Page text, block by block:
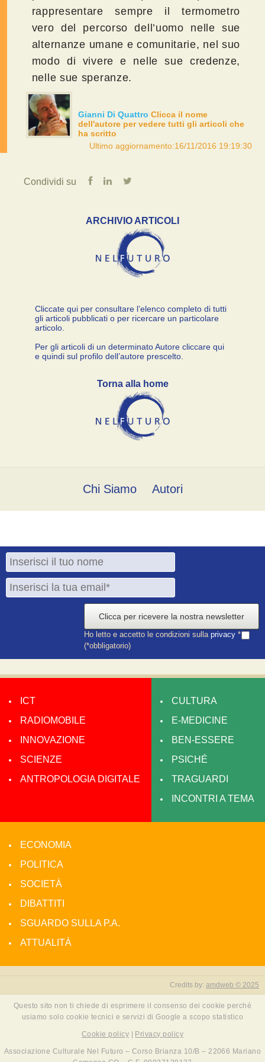
rappresentare sempre il termometro
vero del percorso dell’uomo nelle sue
alternanze umane e comunitarie, nel suo
modo di vivere e nelle sue credenze,
nelle sue speranze.
Gianni Di Quattro Clicca il nome
dell'autore per vedere tutti gli articoli che
ha scritto
Ultimo aggiornamento:16/11/2016 19:19:30
Condividi su
ARCHIVIO ARTICOLI
Cliccate qui per consultare l’elenco completo di tutti
gli articoli pubblicati o per ricercare un particolare
articolo.
Per gli articoli di un determinato Autore cliccare qui
e quindi sul profilo dell’autore prescelto.
Torna alla home
Chi Siamo Autori
Clicca per ricevere la nostra newsletter
Ho letto e accetto le condizioni sulla privacy *
(*obbligatorio)
ICT
RADIOMOBILE
INNOVAZIONE
SCIENZE
ANTROPOLOGIA DIGITALE
CULTURA
E-MEDICINE
BEN-ESSERE
PSICHÉ
TRAGUARDI
INCONTRI A TEMA
ECONOMIA
POLITICA
SOCIETÀ
DIBATTITI
SGUARDO SULLA P.A.
ATTUALITÀ
Credits by: amdweb © 2025
Questo sito non ti chiede di esprimere il consenso dei cookie perché
usiamo solo cookie tecnici e servizi di Google a scopo statistico
Cookie policy Privacy policy
Associazione Culturale Nel Futuro – Corso Brianza 10/B – 22066 Mariano